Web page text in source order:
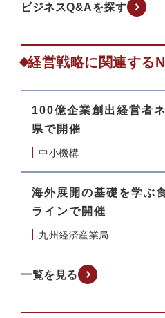
ビジネスQ&Aを探す
経営戦略に関連する
100億企業創出経営者
県で開催
中小機構
海外展開の基礎を学ぶ
ラインで開催
九州経済産業局
一覧を見る